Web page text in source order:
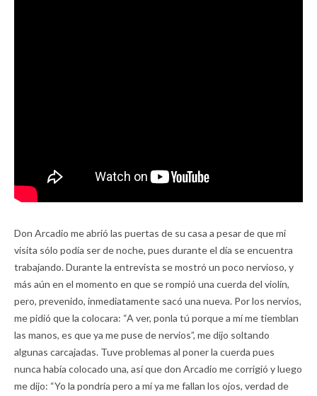
Don Arcadio me abrió las puertas de su casa a pesar de que mi
visita sólo podía ser de noche, pues durante el día se encuentra
trabajando. Durante la entrevista se mostró un poco nervioso, y
más aún en el momento en que se rompió una cuerda del violín,
pero, prevenido, inmediatamente sacó una nueva. Por los nervios,
me pidió que la colocara: “A ver, ponla tú porque a mí me tiemblan
las manos, es que ya me puse de nervios”, me dijo soltando
algunas carcajadas. Tuve problemas al poner la cuerda pues
nunca había colocado una, así que don Arcadio me corrigió y luego
me dijo: “Yo la pondría pero a mí ya me fallan los ojos, verdad de